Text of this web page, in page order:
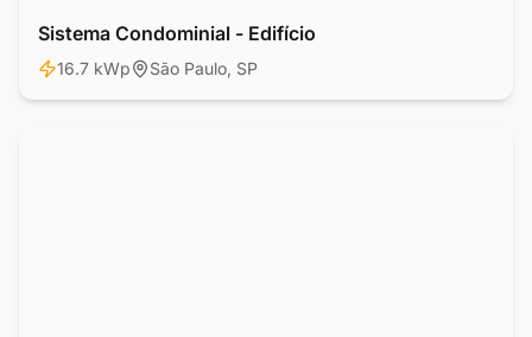
Comercial
Sistema Condominial - Edifício
16.7 kWp São Paulo, SP